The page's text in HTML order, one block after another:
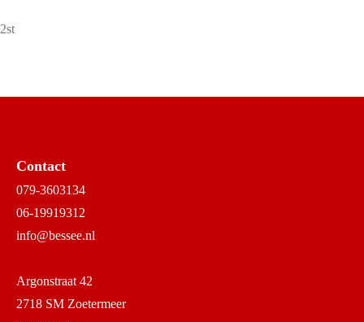
2st
Contact
079-3603134
06-19919312
info@bessee.nl
Argonstraat 42
2718 SM Zoetermeer